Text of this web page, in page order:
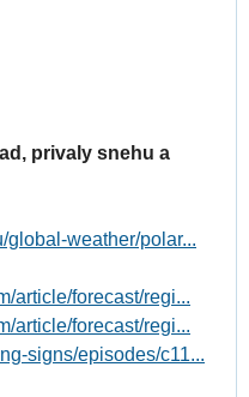
privaly snehu a
global-weather/polar...
article/forecast/regi...
article/forecast/regi...
signs/episodes/c11...